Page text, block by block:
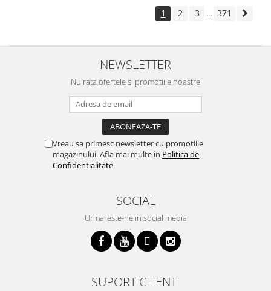
1 2 3 ... 371
NEWSLETTER
Nu rata ofertele si promotiile noastre
Vreau sa primesc newsletter cu promotiile
magazinului. Afla mai multe in Politica de
Confidentialitate
SOCIAL
Urmareste-ne in social media
SUPORT CLIENTI